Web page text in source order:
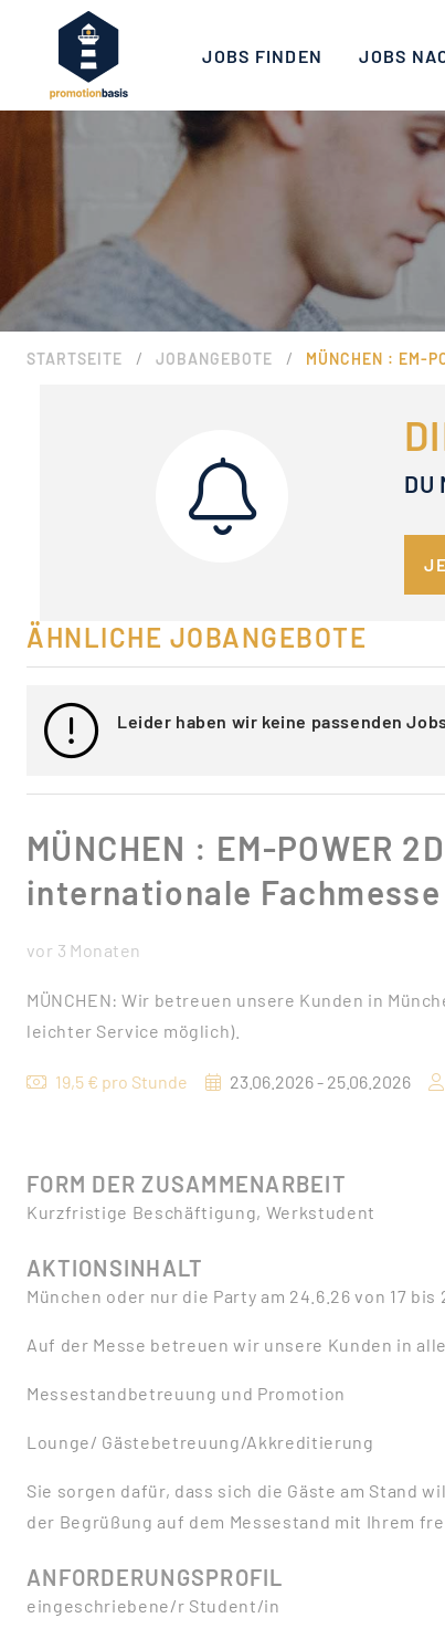
JOBS FINDEN JOBS
STARTSEITE / JOBANGEBOTE / MÜNCHEN : EM-
DU
ÄHNLICHE JOBANGEBOTE
Leider haben wir keine passenden
MÜNCHEN : EM-POWER
internationale
vor 3 Monaten
MÜNCHEN: Wir betreuen unsere Kunden in
leichter Service möglich).
19,5 € pro Stunde 23.06.2026 - 25.06.2026
FORM DER ZUSAMMENARBEIT
Kurzfristige Beschäftigung, Werkstudent
AKTIONSINHALT
München oder nur die Party am 24.6.26 von 17 bis
Auf der Messe betreuen wir unsere Kunden in
Messestandbetreuung und Promotion
Lounge/ Gästebetreuung/Akkreditierung
Sie sorgen dafür, dass sich die Gäste am Stand
der Begrüßung auf dem Messestand mit Ihrem
ANFORDERUNGSPROFIL
eingeschriebene/r Student/in